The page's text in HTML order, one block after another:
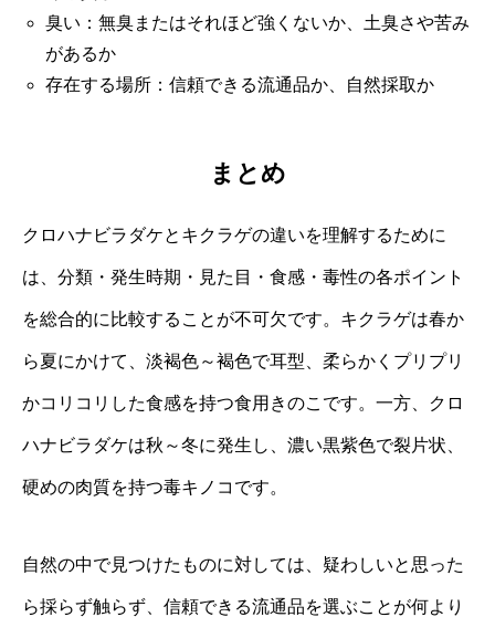
臭い：無臭またはそれほど強くないか、土臭さや苦み
があるか
存在する場所：信頼できる流通品か、自然採取か
まとめ
クロハナビラダケとキクラゲの違いを理解するために
は、分類・発生時期・見た目・食感・毒性の各ポイント
を総合的に比較することが不可欠です。キクラゲは春か
ら夏にかけて、淡褐色～褐色で耳型、柔らかくプリプリ
かコリコリした食感を持つ食用きのこです。一方、クロ
ハナビラダケは秋～冬に発生し、濃い黒紫色で裂片状、
硬めの肉質を持つ毒キノコです。
自然の中で見つけたものに対しては、疑わしいと思った
ら採らず触らず、信頼できる流通品を選ぶことが何より